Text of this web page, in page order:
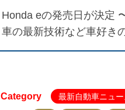
Honda eの発売日が決定
車の最新技術など車好き
Category 最新自動車ニュー